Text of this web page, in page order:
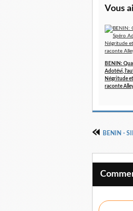
Vous
BENIN:
Adotévi,
Négritude
raconte